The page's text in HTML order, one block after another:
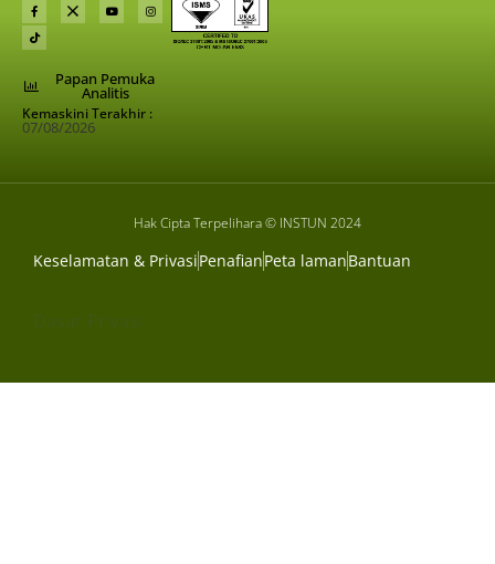
Papan Pemuka
Analitis
Kemaskini Terakhir :
07/08/2026
Hak Cipta Terpelihara © INSTUN 2024
Keselamatan & PrivasiPenafianPeta lamanBantuan